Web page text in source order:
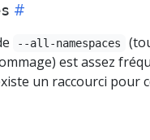
--all-namespaces
est assez
un raccourci pour